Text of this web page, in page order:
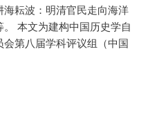
耘波：明清官民走向海洋
本文为建构中国历史学自
第八届学科评议组（中国